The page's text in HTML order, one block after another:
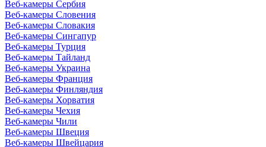
Веб-камеры Сербия
Веб-камеры Словения
Веб-камеры Словакия
Веб-камеры Сингапур
Веб-камеры Турция
Веб-камеры Тайланд
Веб-камеры Украина
Веб-камеры Франция
Веб-камеры Финляндия
Веб-камеры Хорватия
Веб-камеры Чехия
Веб-камеры Чили
Веб-камеры Швеция
Веб-камеры Швейцария